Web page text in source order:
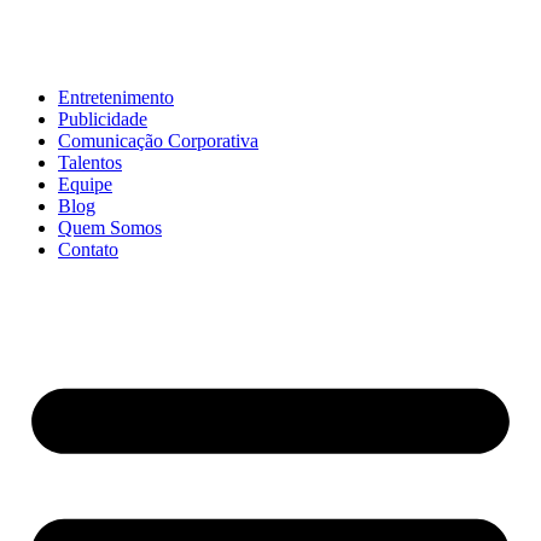
Entretenimento
Publicidade
Comunicação Corporativa
Talentos
Equipe
Blog
Quem Somos
Contato